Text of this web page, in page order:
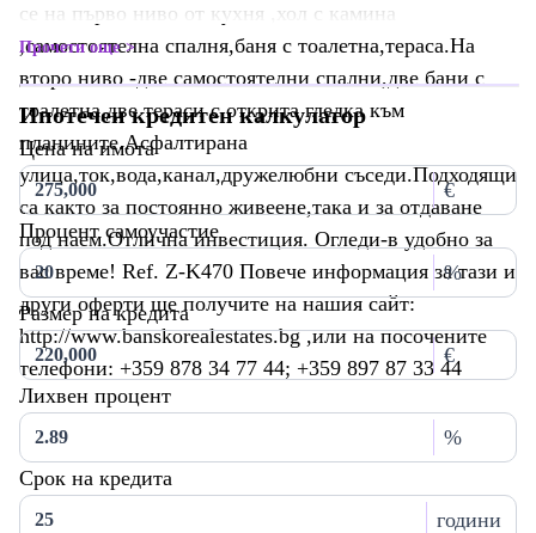
се на първо ниво от кухня ,хол с камина
,самостоятелна спалня,баня с тоалетна,тераса.На
второ ниво -две самостоятелни спални,две бани с
тоалетна,две тераси с открита гледка към
планините.Асфалтирана
улица,ток,вода,канал,дружелюбни съседи.Подходящи
са както за постоянно живеене,така и за отдаване
под наем.Отлична инвестиция. Огледи-в удобно за
вас време! Ref. Z-K470 Повече информация за тази и
други оферти ще получите на нашия сайт:
http://www.banskorealestates.bg ,или на посочените
телефони: +359 878 34 77 44; +359 897 87 33 44
Прочети още
Ипотечен кредитен калкулатор
Цена на имота
€
Процент самоучастие
%
Размер на кредита
€
Лихвен процент
%
Срок на кредита
години